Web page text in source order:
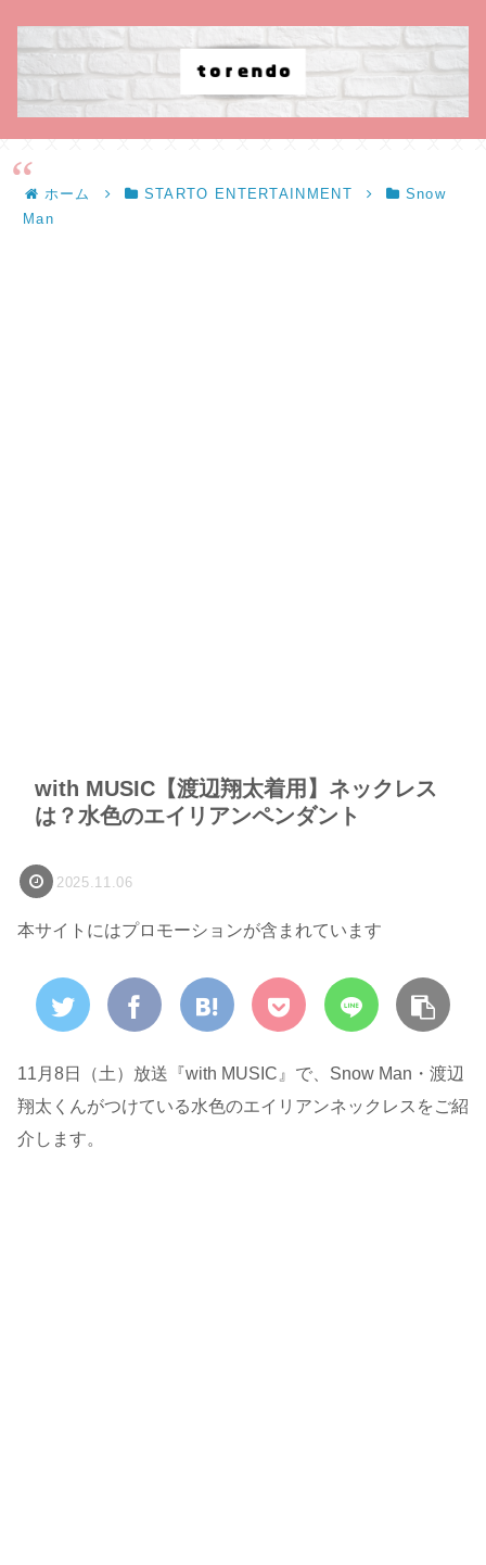
ホーム STARTO ENTERTAINMENT
Snow
Man
with MUSIC【渡辺翔太着用】ネックレス
は？水色のエイリアンペンダント
2025.11.06
本サイトにはプロモーションが含まれています
11月8日（土）放送『with MUSIC』で、Snow Man・渡辺
翔太くんがつけている水色のエイリアンネックレスをご紹
介します。